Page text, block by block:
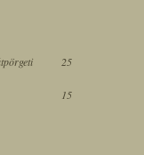
25
15